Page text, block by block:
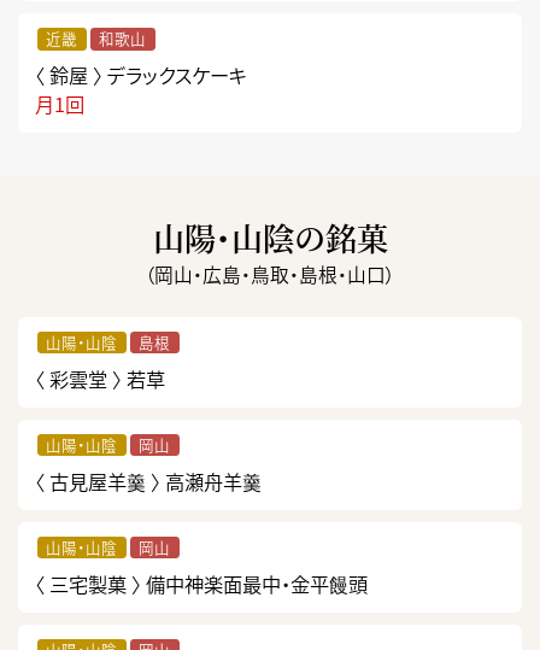
近畿 和歌山
〈 鈴屋 〉 デラックスケーキ
月1回
山陽・山陰の銘菓
（岡山・広島・鳥取・島根・山口）
山陽・山陰 島根
〈 彩雲堂 〉 若草
山陽・山陰 岡山
〈 古見屋羊羹 〉 高瀬舟羊羹
山陽・山陰 岡山
〈 三宅製菓 〉 備中神楽面最中・金平饅頭